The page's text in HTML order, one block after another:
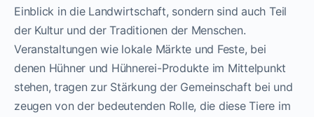
Einblick in die Landwirtschaft, sondern sind auch Teil
der Kultur und der Traditionen der Menschen.
Veranstaltungen wie lokale Märkte und Feste, bei
denen Hühner und Hühnerei-Produkte im Mittelpunkt
stehen, tragen zur Stärkung der Gemeinschaft bei und
zeugen von der bedeutenden Rolle, die diese Tiere im